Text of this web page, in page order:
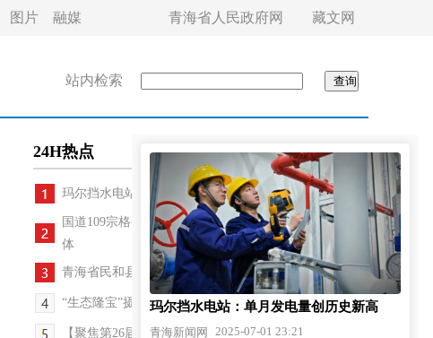
图片 融媒 青海省人民政府网 藏文网
站内检索
24H热点
玛尔挡水电站：单月发电量创历史新高
国道109宗格公路项目上跨青藏铁路转体桥顺利实现转
体
青海省民和县：金田新村里的“七一”礼赞
“生态隆宝”摄影展西宁开幕
【聚焦第26届中国·青海绿色发展投资贸易洽谈会】青...
玛尔挡水电站：单月发电量创历史新高
青海新闻网 2025-07-01 23:21